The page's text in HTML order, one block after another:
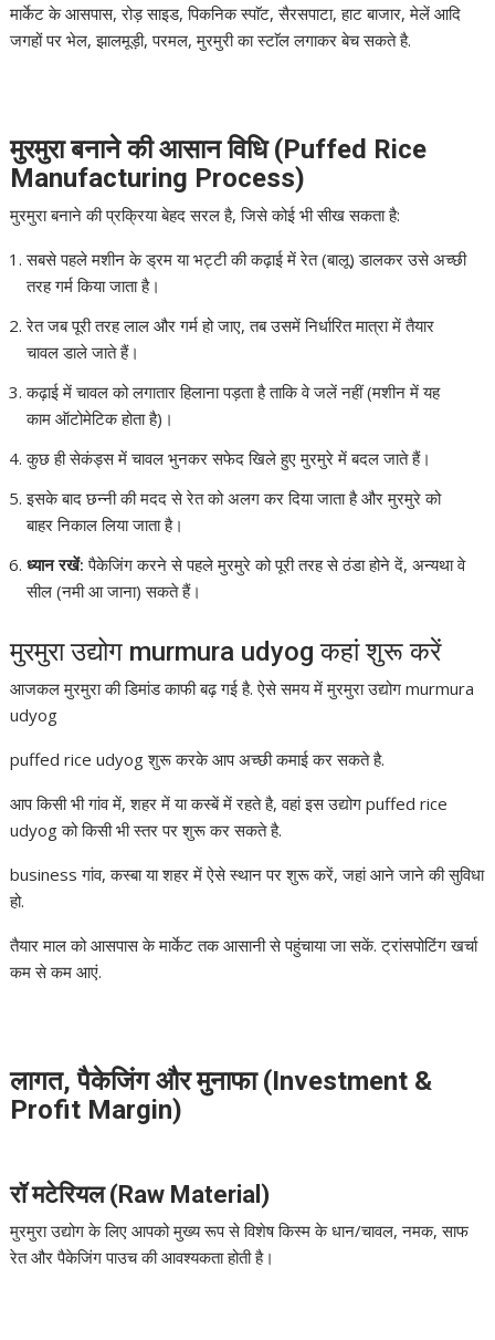
मार्केट के आसपास, रोड़ साइड, पिकनिक स्पाॅट, सैरसपाटा, हाट बाजार, मेलें आदि
जगहों पर भेल, झालमूड़ी, परमल, मुरमुरी का स्टाॅल लगाकर बेच सकते है.
मुरमुरा बनाने की आसान विधि (Puffed Rice
Manufacturing Process)
मुरमुरा बनाने की प्रक्रिया बेहद सरल है, जिसे कोई भी सीख सकता है:
सबसे पहले मशीन के ड्रम या भट्टी की कढ़ाई में रेत (बालू) डालकर उसे अच्छी
तरह गर्म किया जाता है।
रेत जब पूरी तरह लाल और गर्म हो जाए, तब उसमें निर्धारित मात्रा में तैयार
चावल डाले जाते हैं।
कढ़ाई में चावल को लगातार हिलाना पड़ता है ताकि वे जलें नहीं (मशीन में यह
काम ऑटोमेटिक होता है)।
कुछ ही सेकंड्स में चावल भुनकर सफेद खिले हुए मुरमुरे में बदल जाते हैं।
इसके बाद छन्नी की मदद से रेत को अलग कर दिया जाता है और मुरमुरे को
बाहर निकाल लिया जाता है।
ध्यान रखें: पैकेजिंग करने से पहले मुरमुरे को पूरी तरह से ठंडा होने दें, अन्यथा वे
सील (नमी आ जाना) सकते हैं।
मुरमुरा उद्योग murmura udyog कहां शुरू करें
आजकल मुरमुरा की डिमांड काफी बढ़ गई है. ऐसे समय में मुरमुरा उद्योग murmura
udyog
puffed rice udyog शुरू करके आप अच्छी कमाई कर सकते है.
आप किसी भी गांव में, शहर में या कस्बें में रहते है, वहां इस उद्योग puffed rice
udyog को किसी भी स्तर पर शुरू कर सकते है.
business गांव, कस्बा या शहर में ऐसे स्थान पर शुरू करें, जहां आने जाने की सुविधा
हो.
तैयार माल को आसपास के मार्केट तक आसानी से पहुंचाया जा सकें. ट्रांसपोटिंग खर्चा
कम से कम आएं.
लागत, पैकेजिंग और मुनाफा (Investment &
Profit Margin)
रॉ मटेरियल (Raw Material)
मुरमुरा उद्योग के लिए आपको मुख्य रूप से विशेष किस्म के धान/चावल, नमक, साफ
रेत और पैकेजिंग पाउच की आवश्यकता होती है।